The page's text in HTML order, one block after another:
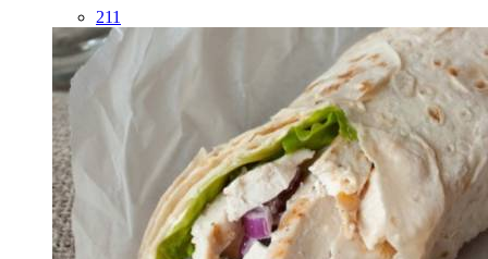
211